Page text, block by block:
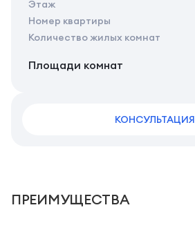
Этаж
Номер квартиры
Количество жилых комнат
Площади комнат
КОНСУЛЬТАЦИЯ
ПРЕИМУЩЕСТВА